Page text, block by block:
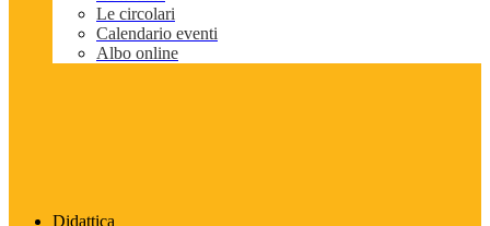
Le circolari
Calendario eventi
Albo online
Didattica